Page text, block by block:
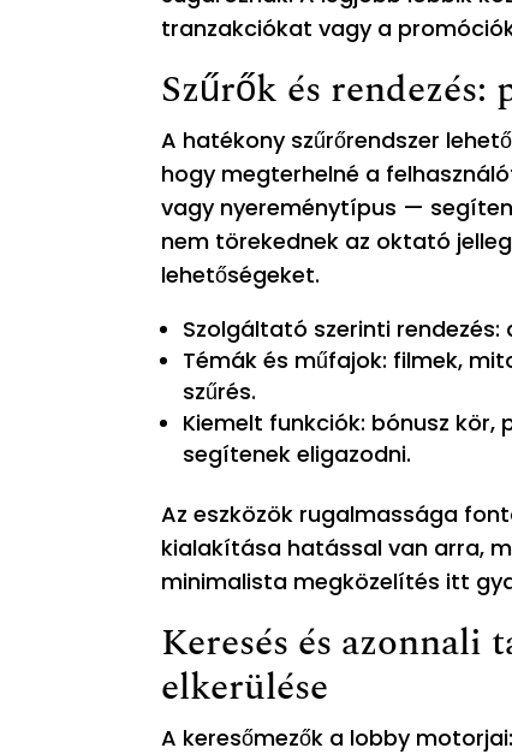
tranzakciókat vagy a
Szűrők és
A hatékony szűrőrendszer
hogy megterhelné a
vagy nyereménytípus —
nem törekednek az oktató
lehetőségeket.
Szolgáltató szerinti rendezés:
Témák és műfajok: filmek,
szűrés.
Kiemelt funkciók: bónusz
segítenek eligazodni.
Az eszközök rugalmassága
kialakítása hatással van arra,
minimalista megközelítés itt
Keresés és azonnali
elkerülése
A keresőmezők a lobby